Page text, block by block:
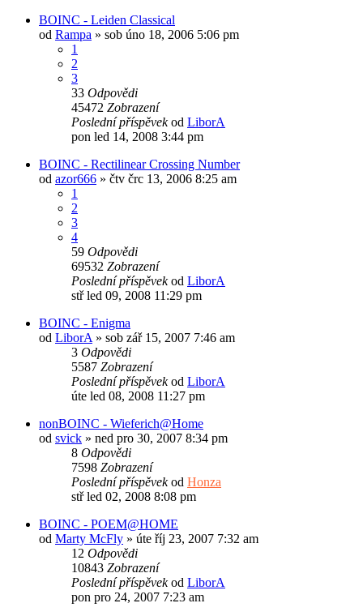
BOINC - Leiden Classical
od Rampa » sob úno 18, 2006 5:06 pm
1
2
3
33 Odpovědi
45472 Zobrazení
Poslední příspěvekod LiborA
pon led 14, 2008 3:44 pm
BOINC - Rectilinear Crossing Number
od azor666 » čtv črc 13, 2006 8:25 am
1
2
3
4
59 Odpovědi
69532 Zobrazení
Poslední příspěvekod LiborA
stř led 09, 2008 11:29 pm
BOINC - Enigma
od LiborA » sob zář 15, 2007 7:46 am
3 Odpovědi
5587 Zobrazení
Poslední příspěvekod LiborA
úte led 08, 2008 11:27 pm
nonBOINC - Wieferich@Home
od svick » ned pro 30, 2007 8:34 pm
8 Odpovědi
7598 Zobrazení
Poslední příspěvekod Honza
stř led 02, 2008 8:08 pm
BOINC - POEM@HOME
od Marty McFly » úte říj 23, 2007 7:32 am
12 Odpovědi
10843 Zobrazení
Poslední příspěvekod LiborA
pon pro 24, 2007 7:23 am